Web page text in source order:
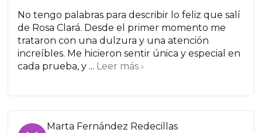
No tengo palabras para describir lo feliz que salí
de Rosa Clará. Desde el primer momento me
trataron con una dulzura y una atención
increíbles. Me hicieron sentir única y especial en
cada prueba, y ... Leer más ›
Marta Fernández Redecillas